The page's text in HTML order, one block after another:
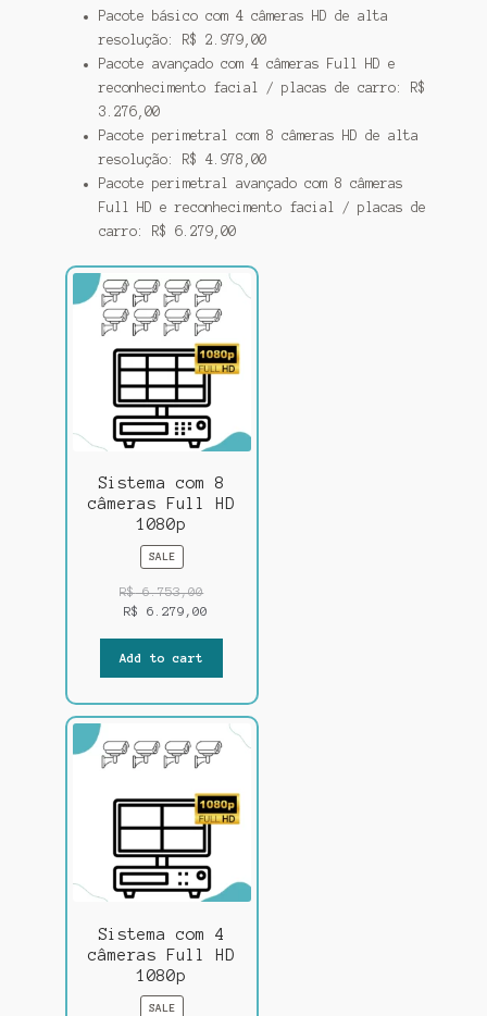
Pacote básico com 4 câmeras HD de alta
resolução: R$ 2.979,00
Pacote avançado com 4 câmeras Full HD e
reconhecimento facial / placas de carro: R$
3.276,00
Pacote perimetral com 8 câmeras HD de alta
resolução: R$ 4.978,00
Pacote perimetral avançado com 8 câmeras
Full HD e reconhecimento facial / placas de
carro: R$ 6.279,00
Sistema com 8
câmeras Full HD
1080p
SALEPRODUCT
ON
SALE
R$6.753,00
R$
6.279,00
Add to cart
Sistema com 4
câmeras Full HD
1080p
SALEPRODUCT